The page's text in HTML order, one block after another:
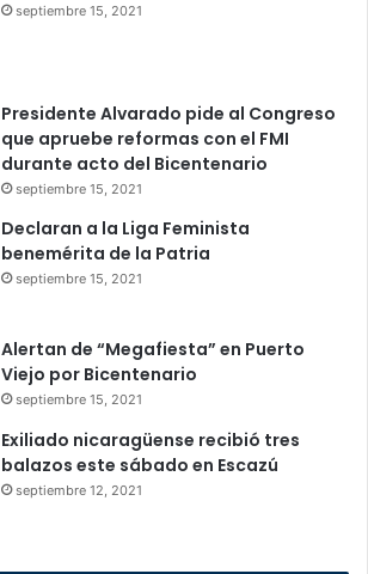
septiembre 15, 2021
Presidente Alvarado pide al Congreso
que apruebe reformas con el FMI
durante acto del Bicentenario
septiembre 15, 2021
Declaran a la Liga Feminista
benemérita de la Patria
septiembre 15, 2021
Alertan de “Megafiesta” en Puerto
Viejo por Bicentenario
septiembre 15, 2021
Exiliado nicaragüense recibió tres
balazos este sábado en Escazú
septiembre 12, 2021